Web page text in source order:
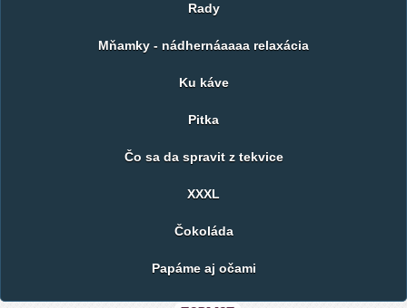
Rady
Mňamky - nádhernáaaaa relaxácia
Ku káve
Pitka
Čo sa da spravit z tekvice
XXXL
Čokoláda
Papáme aj očami